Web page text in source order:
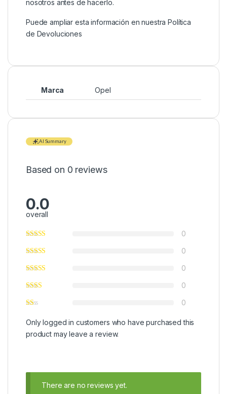
nosotros antes de hacerlo.
Puede ampliar esta información en nuestraPolítica
de Devoluciones
Marca Opel
AI Summary
Based on 0 reviews
0.0
overall
0
0
0
0
0
Only logged in customers who have purchased this
product may leave a review.
There are no reviews yet.